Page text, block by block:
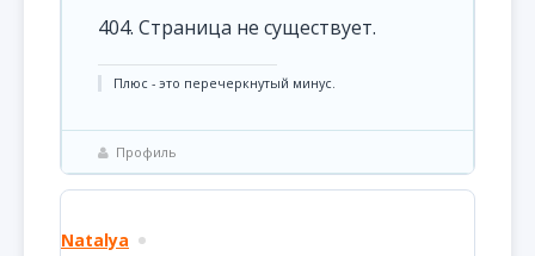
404. Страница не существует.
Плюс - это перечеркнутый минус.
Профиль
Natalya